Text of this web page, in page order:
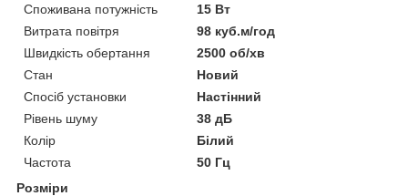
Споживана потужність
15 Вт
Витрата повітря
98 куб.м/год
Швидкість обертання
2500 об/хв
Стан
Новий
Спосіб установки
Настінний
Рівень шуму
38 дБ
Колір
Білий
Частота
50 Гц
Розміри